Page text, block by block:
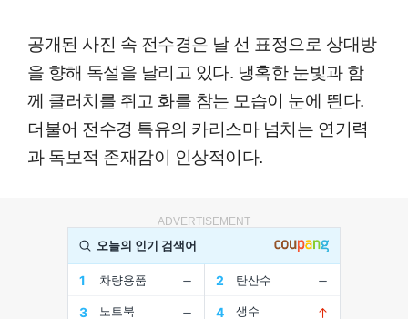
공개된 사진 속 전수경은 날 선 표정으로 상대방
을 향해 독설을 날리고 있다. 냉혹한 눈빛과 함
께 클러치를 쥐고 화를 참는 모습이 눈에 띈다.
더불어 전수경 특유의 카리스마 넘치는 연기력
과 독보적 존재감이 인상적이다.
ADVERTISEMENT